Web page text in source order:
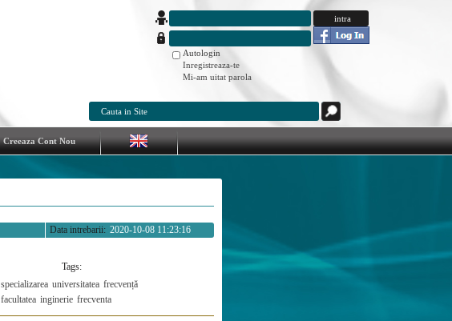
Autologin
Inregistreaza-te
Mi-am uitat parola
Creeaza Cont Nou
2020-10-08 11:23:16
Data intrebarii:
Tags:
specializarea universitatea frecvență
facultatea inginerie frecventa